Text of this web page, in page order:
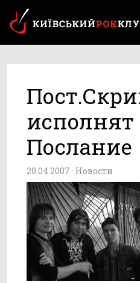
исполнят
Послание
20.04.2007 · Новости